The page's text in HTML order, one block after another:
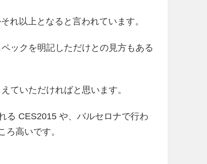
れ以上となると言われています。
ックを明記しただけとの見方もある
ていただければと思います。
る CES2015 や、バルセロナで行わ
高いです。